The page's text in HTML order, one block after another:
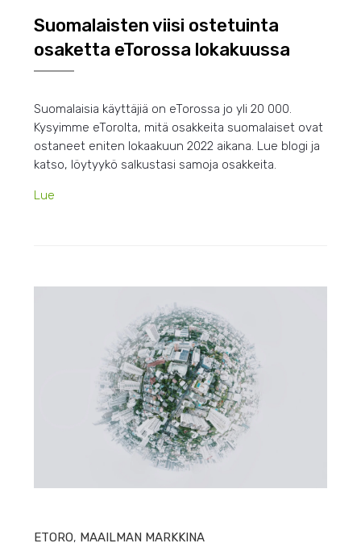
Suomalaisten viisi ostetuinta
osaketta eTorossa lokakuussa
Suomalaisia käyttäjiä on eTorossa jo yli 20 000.
Kysyimme eTorolta, mitä osakkeita suomalaiset ovat
ostaneet eniten lokaakuun 2022 aikana. Lue blogi ja
katso, löytyykö salkustasi samoja osakkeita.
Lue
ETORO, MAAILMAN MARKKINA